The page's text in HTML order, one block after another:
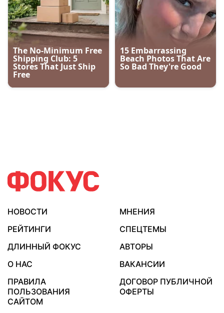
НОВОСТИ
МНЕНИЯ
РЕЙТИНГИ
СПЕЦТЕМЫ
ДЛИННЫЙ ФОКУС
АВТОРЫ
О НАС
ВАКАНСИИ
ПРАВИЛА
ПОЛЬЗОВАНИЯ
САЙТОМ
ДОГОВОР ПУБЛИЧНОЙ
ОФЕРТЫ